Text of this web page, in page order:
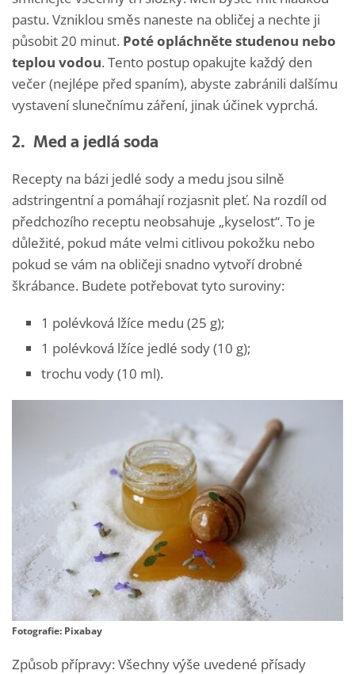
pastu. Vzniklou směs naneste na obličej a nechte ji
působit 20 minut. Poté opláchněte studenou nebo
teplou vodou. Tento postup opakujte každý den
večer (nejlépe před spaním), abyste zabránili dalšímu
vystavení slunečnímu záření, jinak účinek vyprchá.
2. Med a jedlá soda
Recepty na bázi jedlé sody a medu jsou silně
adstringentní a pomáhají rozjasnit pleť. Na rozdíl od
předchozího receptu neobsahuje „kyselost“. To je
důležité, pokud máte velmi citlivou pokožku nebo
pokud se vám na obličeji snadno vytvoří drobné
škrábance. Budete potřebovat tyto suroviny:
1 polévková lžíce medu (25 g);
1 polévková lžíce jedlé sody (10 g);
trochu vody (10 ml).
Fotografie: Pixabay
Způsob přípravy: Všechny výše uvedené přísady